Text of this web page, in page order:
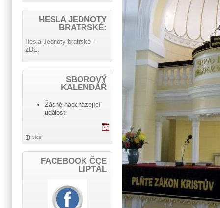
HESLA JEDNOTY
BRATRSKÉ:
Hesla Jednoty bratrské -
ZDE.
SBOROVÝ
KALENDÁŘ
Žádné nadcházející
události
více
FACEBOOK ČCE
LIPTÁL